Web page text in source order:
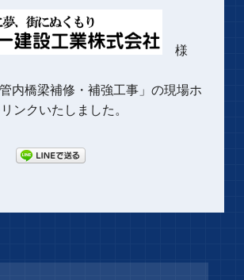
様
内橋梁補修・補強工事」の現場ホ
ンクいたしました。